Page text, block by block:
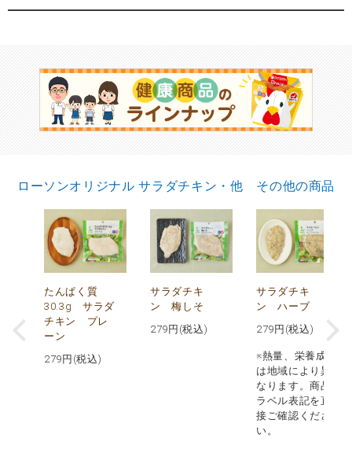
ローソンオリジナル サラダチキン・他 その他の商品
たんぱく質
30.3g サラダ
チキン プレ
ーン
279 円(税込)
サラダチキ
ン 梅しそ
279 円(税込)
サラダチキ
ン ハーブ
279 円(税込)
※熱量、栄養成分
は地域により異
なります。商品
ラベル表記を直
接ご確認くださ
い。